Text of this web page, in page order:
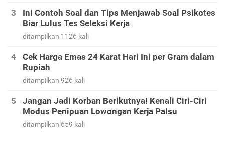
Ini Contoh Soal dan Tips Menjawab Soal Psikotes
Biar Lulus Tes Seleksi Kerja
ditampilkan 1126 kali
Cek Harga Emas 24 Karat Hari Ini per Gram dalam
Rupiah
ditampilkan 926 kali
Jangan Jadi Korban Berikutnya! Kenali Ciri-Ciri
Modus Penipuan Lowongan Kerja Palsu
ditampilkan 659 kali